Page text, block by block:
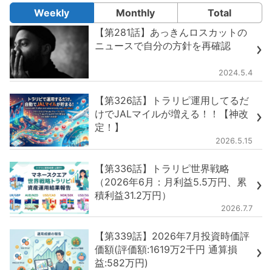
Weekly
Monthly
Total
【第281話】あっきんロスカットの
ニュースで自分の方針を再確認
2024.5.4
【第326話】トラリピ運用してるだ
けでJALマイルが増える！！【神改
定！】
2026.5.15
【第336話】トラリピ世界戦略
（2026年6月：月利益5.5万円、累
積利益31.2万円）
2026.7.7
【第339話】2026年7月投資時価評
価額(評価額:1619万2千円 通算損
益:582万円)